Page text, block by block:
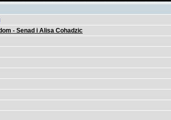
- Senad i Alisa Cohadzic